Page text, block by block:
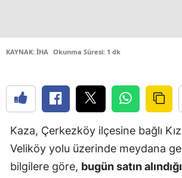
KAYNAK: İHA Okunma Süresi: 1 dk
Kaza, Çerkezköy ilçesine bağlı
Veliköy yolu üzerinde meydana
bilgilere göre, bugün satın